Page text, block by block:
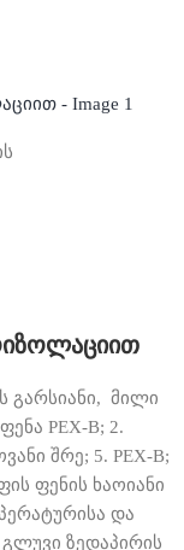
გარსიანი, მილი
PEX-B; 2.
შრე; 5. PEX-B;
ფენის ხაოიანი
და
ზედაპირის